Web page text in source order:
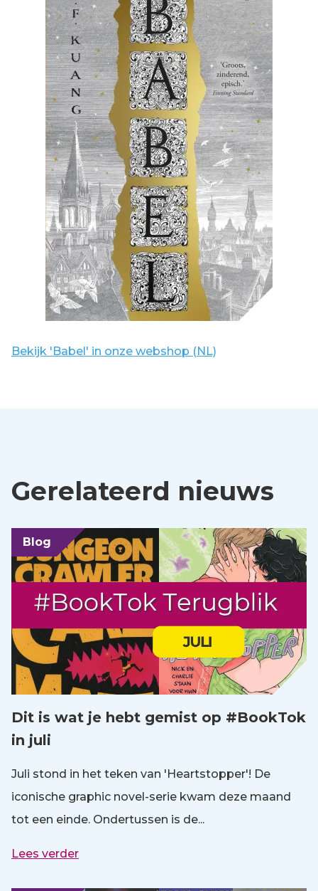
Bekijk 'Babel' in onze webshop (NL)
Gerelateerd nieuws
Blog
Dit is wat je hebt gemist op #BookTok
in juli
Juli stond in het teken van 'Heartstopper'! De
iconische graphic novel-serie kwam deze maand
tot een einde. Ondertussen is de...
Lees verder